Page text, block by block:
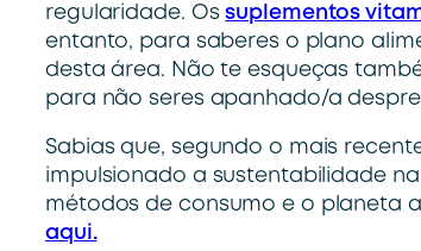
regularidade. Ossuplementos
entanto, para saberes o plano
desta área. Não te esqueças
para não seres apanhado/a
Sabias que, segundo o mais
impulsionado a sustentabilidade
métodos de consumo e o planeta
aqui.